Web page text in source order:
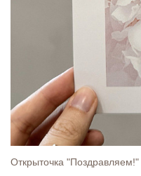
Открыточка "Поздравляем!"